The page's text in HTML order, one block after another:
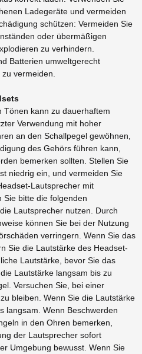
Ladegeräte und vermeiden
schützen: Vermeiden Sie
oder übermäßigen
zu verhindern.
Batterien umweltgerecht
vermeiden.
Tönen kann zu dauerhaftem
Verwendung mit hoher
an den Schallpegel gewöhnen,
des Gehörs führen kann,
bemerken sollten. Stellen Sie
niedrig ein, und vermeiden Sie
Lautsprecher mit
bitte die folgenden
Lautsprecher nutzen. Durch
können Sie bei der Nutzung
verringern. Wenn Sie das
Sie die Lautstärke des Headset-
Lautstärke, bevor Sie das
Lautstärke langsam bis zu
Versuchen Sie, bei einer
bleiben. Wenn Sie die Lautstärke
langsam. Wenn Beschwerden
in den Ohren bemerken,
der Lautsprecher sofort
Umgebung bewusst. Wenn Sie